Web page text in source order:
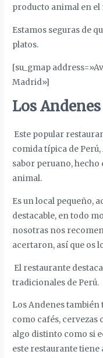
producto animal en el
Estamos seguras de
platos.
[su_gmap
Madrid»]
Los Andenes
Este popular
comida típica de Perú,
sabor peruano,
animal.
Es un local pequeño,
destacable, en todo
nosotras nos
acertaron, así que os
El restaurante
tradicionales de Perú.
Los Andenes también
como cafés, cervezas
algo distinto como si
este restaurante tiene